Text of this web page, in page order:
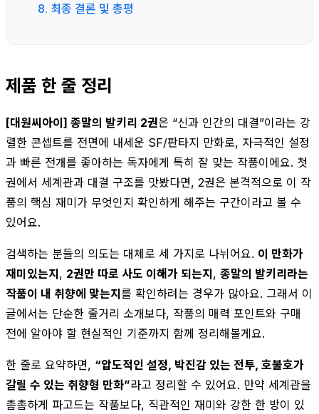
8. 최종 결론 및 총평
제품 한 줄 정리
[대원씨아이] 종말의 발키리 2권은 “신과 인간의 대결”이라는 강
렬한 콘셉트를 전면에 내세운 SF/판타지 만화로, 자극적인 설정
과 빠른 전개를 좋아하는 독자에게 특히 잘 맞는 작품이에요. 첫
권에서 세계관과 대결 구조를 맛봤다면, 2권은 본격적으로 이 작
품의 핵심 재미가 무엇인지 확인하게 해주는 구간이라고 볼 수
있어요.
검색하는 분들의 의도는 대체로 세 가지로 나뉘어요. 이 만화가
재미있는지, 2권만 따로 사도 이해가 되는지, 종말의 발키리라는
작품이 내 취향에 맞는지를 확인하려는 경우가 많아요. 그래서 이
글에서는 단순한 줄거리 소개보다, 작품의 매력 포인트와 구매
전에 알아야 할 현실적인 기준까지 함께 정리해볼게요.
한 줄로 요약하면, “압도적인 설정, 박진감 있는 전투, 호불호가
갈릴 수 있는 취향형 만화”라고 정리할 수 있어요. 만약 세계관을
촘촘하게 파고드는 작품보다, 직관적인 재미와 강한 한 방이 있